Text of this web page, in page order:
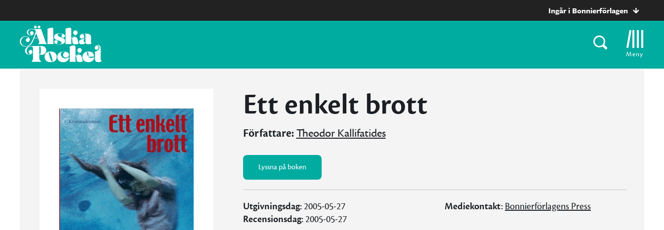
Ingår i Bonnierförlagen
Meny
Ett enkelt brott
Författare:Theodor Kallifatides
Lyssna på boken
Utgivningsdag:2005-05-27
Recensionsdag:2005-05-27
Mediekontakt: Bonnierförlagens Press